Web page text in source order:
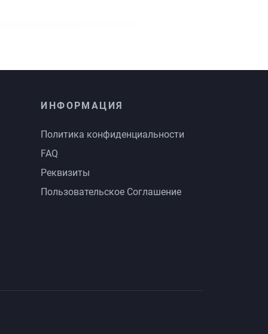
ИНФОРМАЦИЯ
Политика конфиденциальности
FAQ
Реквизиты
Пользовательское Соглашение